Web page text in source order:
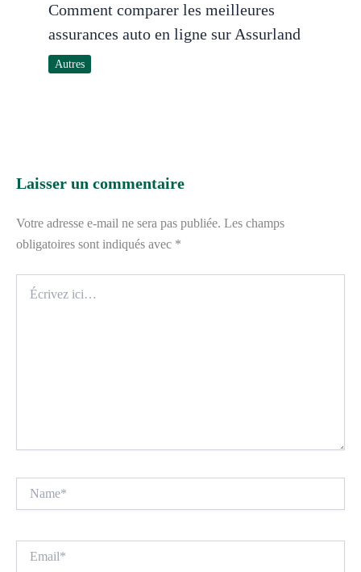
Comment comparer les meilleures
assurances auto en ligne sur Assurland
Autres
Laisser un commentaire
Votre adresse e-mail ne sera pas publiée. Les champs
obligatoires sont indiqués avec *
ici…